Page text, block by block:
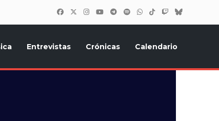
Entrevistas Crónicas Calendario